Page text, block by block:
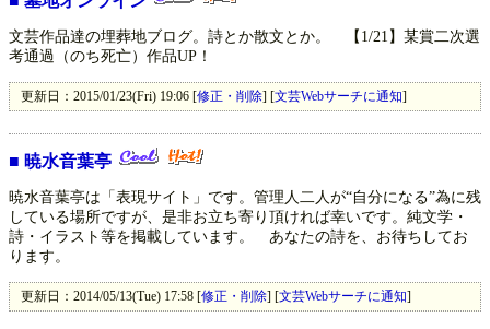
文芸作品達の埋葬地ブログ。詩とか散文とか。 【1/21】某賞二次選
考通過（のち死亡）作品UP！
更新日：2015/01/23(Fri) 19:06 [修正・削除] [文芸Webサーチに通知]
■ 暁水音葉亭
暁水音葉亭は「表現サイト」です。管理人二人が“自分になる”為に残
している場所ですが、是非お立ち寄り頂ければ幸いです。純文学・
詩・イラスト等を掲載しています。 あなたの詩を、お待ちしてお
ります。
更新日：2014/05/13(Tue) 17:58 [修正・削除] [文芸Webサーチに通知]